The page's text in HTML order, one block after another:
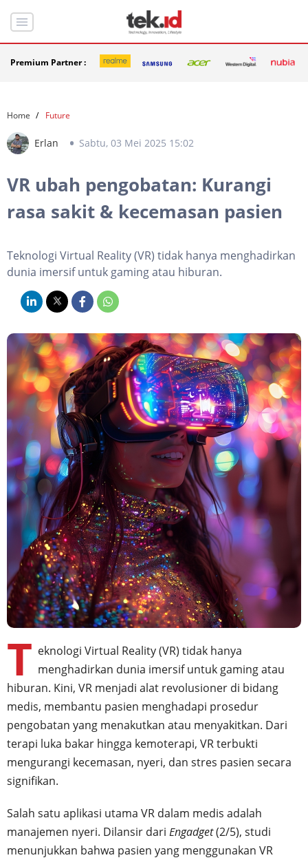
Premium Partner :
Home Future
Erlan Sabtu, 03 Mei 2025 15:02
VR ubah pengobatan: Kurangi
rasa sakit & kecemasan pasien
Teknologi Virtual Reality (VR) tidak hanya menghadirkan
dunia imersif untuk gaming atau hiburan.
T eknologi Virtual Reality (VR) tidak hanya
menghadirkan dunia imersif untuk gaming atau
hiburan. Kini, VR menjadi alat revolusioner di bidang
medis, membantu pasien menghadapi prosedur
pengobatan yang menakutkan atau menyakitkan. Dari
terapi luka bakar hingga kemoterapi, VR terbukti
mengurangi kecemasan, nyeri, dan stres pasien secara
signifikan.
Salah satu aplikasi utama VR dalam medis adalah
manajemen nyeri. Dilansir dari Engadget(2/5), studi
menunjukkan bahwa pasien yang menggunakan VR